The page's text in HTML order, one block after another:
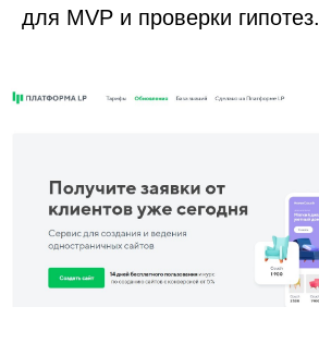
для MVP и проверки гипотез.